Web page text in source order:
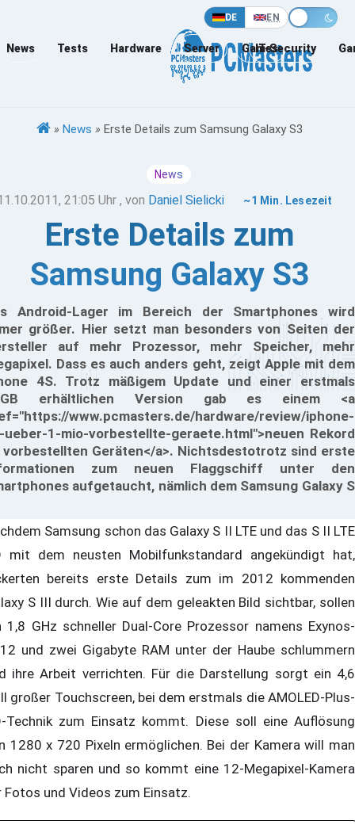
DE EN
News Tests Hardware Server Games
IT-Security
» News » Erste Details zum Samsung Galaxy S3
News
21:05 Uhr , von Daniel Sielicki ~1 Min. Lesezeit
Erste Details zum
Samsung Galaxy S3
Android-Lager im Bereich der Smartphones wird
größer. Hier setzt man besonders von Seiten der
auf mehr Prozessor, mehr Speicher, mehr
Dass es auch anders geht, zeigt Apple mit dem
4S. Trotz mäßigem Update und einer erstmals
erhältlichen Version gab es einem <a
www.pcmasters.de/hardware/review/iphone-
ueber-1-mio-vorbestellte-geraete.html">neuen Rekord
vorbestellten Geräten</a>. Nichtsdestotrotz sind erste
zum neuen Flaggschiff unter den
aufgetaucht, nämlich dem Samsung Galaxy S
Samsung schon das Galaxy S II LTE und das S II LTE
mit dem neusten Mobilfunkstandard angekündigt hat,
bereits erste Details zum im 2012 kommenden
S III durch. Wie auf dem geleakten Bild sichtbar, sollen
1,8 GHz schneller Dual-Core Prozessor namens Exynos-
und zwei Gigabyte RAM unter der Haube schlummern
ihre Arbeit verrichten. Für die Darstellung sorgt ein 4,6
großer Touchscreen, bei dem erstmals die AMOLED-Plus-
Technik zum Einsatz kommt. Diese soll eine Auflösung
1280 x 720 Pixeln ermöglichen. Bei der Kamera will man
nicht sparen und so kommt eine 12-Megapixel-Kamera
Fotos und Videos zum Einsatz.